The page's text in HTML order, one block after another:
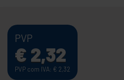
PVP
€ 2,32
PVP com IVA: € 2,32